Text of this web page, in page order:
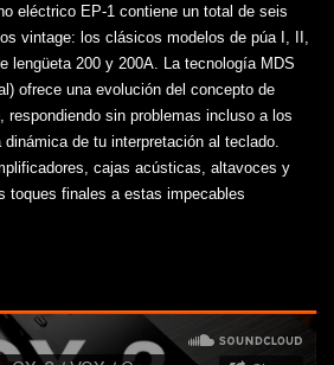
eléctrico EP-1 contiene un total de seis
vintage: los clásicos modelos de púa I, II,
lengüeta 200 y 200A. La tecnología MDS
ofrece una evolución del concepto de
respondiendo sin problemas incluso a los
de tu interpretación al teclado.
cajas acústicas, altavoces y
toques finales a estas impecables